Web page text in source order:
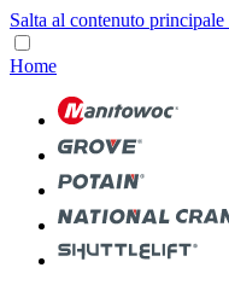
Salta al contenuto principale
Home